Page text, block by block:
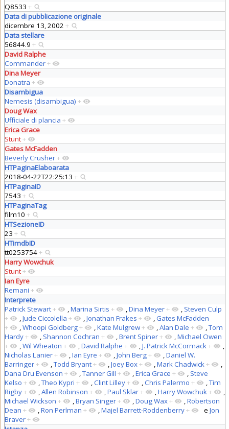
Q8533 +
Data di pubblicazione originale
dicembre 13, 2002 +
Data stellare
56844.9 +
David Ralphe
Commander+
Dina Meyer
Donatra +
Disambigua
Nemesis (disambigua) +
Doug Wax
Ufficiale di plancia +
Erica Grace
Stunt+
Gates McFadden
Beverly Crusher+
HTPaginaElaboarata
2018-04-22T22:25:13 +
HTPaginaID
7543 +
HTPaginaTag
film10 +
HTSezioneID
23 +
HTimdbID
tt0253754+
Harry Wowchuk
Stunt+
Ian Eyre
Remani +
Interprete
Patrick Stewart+ ,Marina Sirtis + ,Dina Meyer+ , Steven Culp
+
,Jude Ciccolella + ,Jonathan Frakes + ,Gates McFadden
+
,Whoopi Goldberg+ ,Kate Mulgrew+ ,Alan Dale + ,Tom
Hardy+ , Shannon Cochran + ,Brent Spiner+ ,Michael Owen
+
,Wil Wheaton + ,David Ralphe + ,J. Patrick McCormack+
,
Nicholas Lanier+ ,Ian Eyre + ,John Berg+ ,Daniel W.
Barringer+ ,Todd Bryant+ ,Joey Box+ ,Mark Chadwick+
,
Dana Dru Evenson + ,Tanner Gill + ,Erica Grace + , Steve
Kelso + ,Theo Kypri + ,Clint Lilley+ ,Chris Palermo + ,Tim
Rigby+ ,Allen Robinson + ,Paul Sklar+ ,Harry Wowchuk+
,
Michael Wickson + ,Bryan Singer+ ,Doug Wax+ ,Robertson
Dean + ,Ron Perlman + ,Majel Barrett-Roddenberry+ e Jon
Braver+